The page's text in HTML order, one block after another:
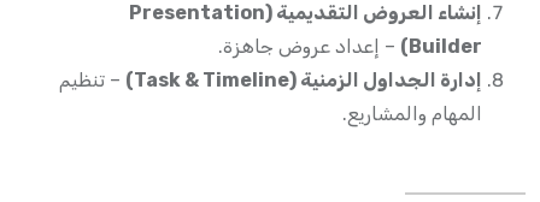
إنشاء العروض التقديمية (Presentation
Builder)
– إعداد عروض جاهزة.
إدارة الجداول الزمنية (Task & Timeline)
– تنظيم
المهام والمشاريع.